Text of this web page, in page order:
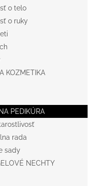
o telo
o ruky
KOZMETIKA
PEDIKÚRA
rada
sady
NECHTY